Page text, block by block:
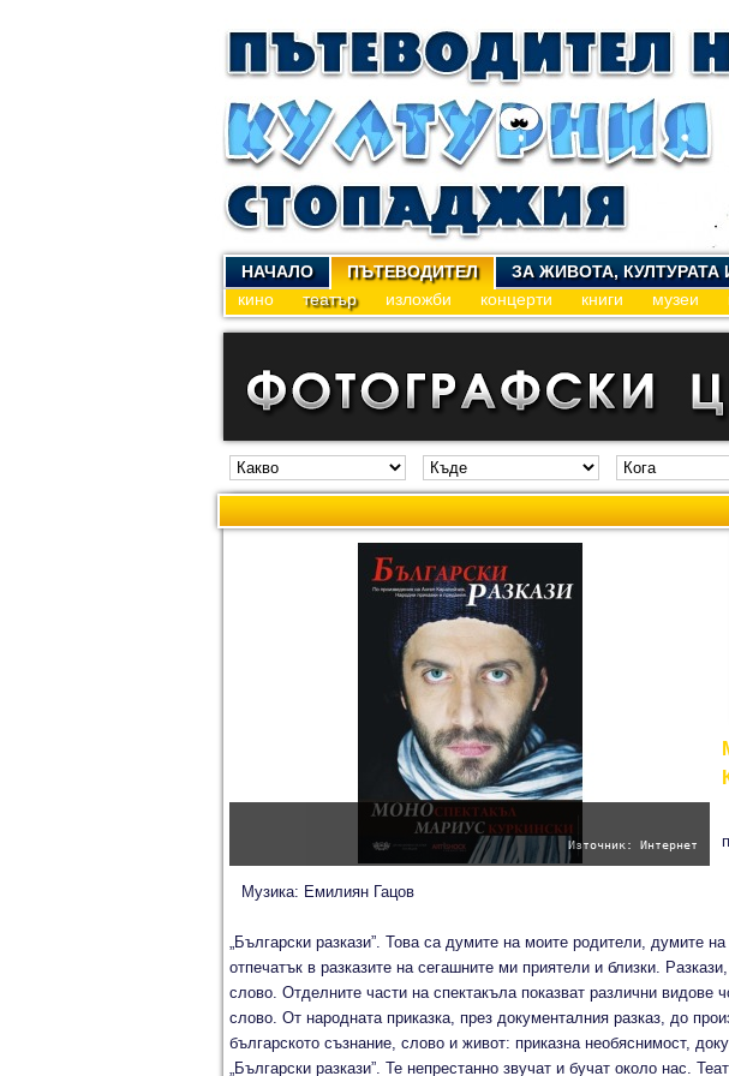
НАЧАЛО
ПЪТЕВОДИТЕЛ ЗА ЖИВОТА, КУЛТУРАТА
кино
театър изложби концерти книги музеи
Източник: Интернет
Музика: Емилиян Гацов
„Български разкази”. Това са думите на моите родители, думите
отпечатък в разказите на сегашните ми приятели и близки.
слово. Отделните части на спектакъла показват различни
слово. От народната приказка, през документалния разказ, до
българското съзнание, слово и живот: приказна необяснимост,
„Български разкази”. Те непрестанно звучат и бучат около нас.